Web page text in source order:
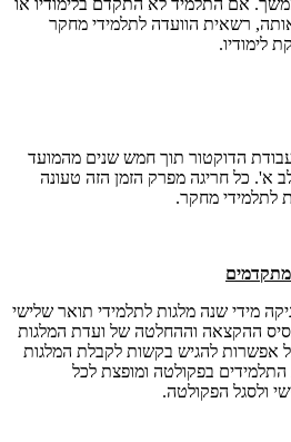
רשאית הוועדה לתלמידי מחקר
לימודיו.
הדוקטור תוך חמש שנים מהמועד
א'. כל חריגה מפרק הזמן הזה טעונה
לתלמידי מחקר.
מידי שנה מלגות לתלמידי תואר שלישי
ההקצאה וההחלטה של ועדת המלגות
אפשרות להגיש בקשות לקבלת המלגות
בפקולטה ומופצת לכל
ולסגל הפקולטה.